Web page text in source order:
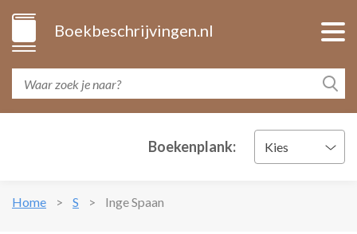
Boekbeschrijvingen.nl
Boekenplank: Kies
Home S Inge Spaan